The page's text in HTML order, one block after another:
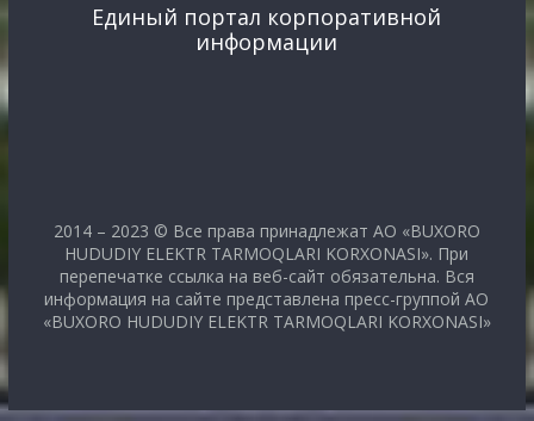
Единый портал корпоративной
информации
2014 – 2023 © Все права принадлежат АО «BUXORO
HUDUDIY ELEKTR TARMOQLARI KORXONASI». При
перепечатке ссылка на веб-сайт обязательна. Вся
информация на сайте представлена пресс-группой АО
«BUXORO HUDUDIY ELEKTR TARMOQLARI KORXONASI»